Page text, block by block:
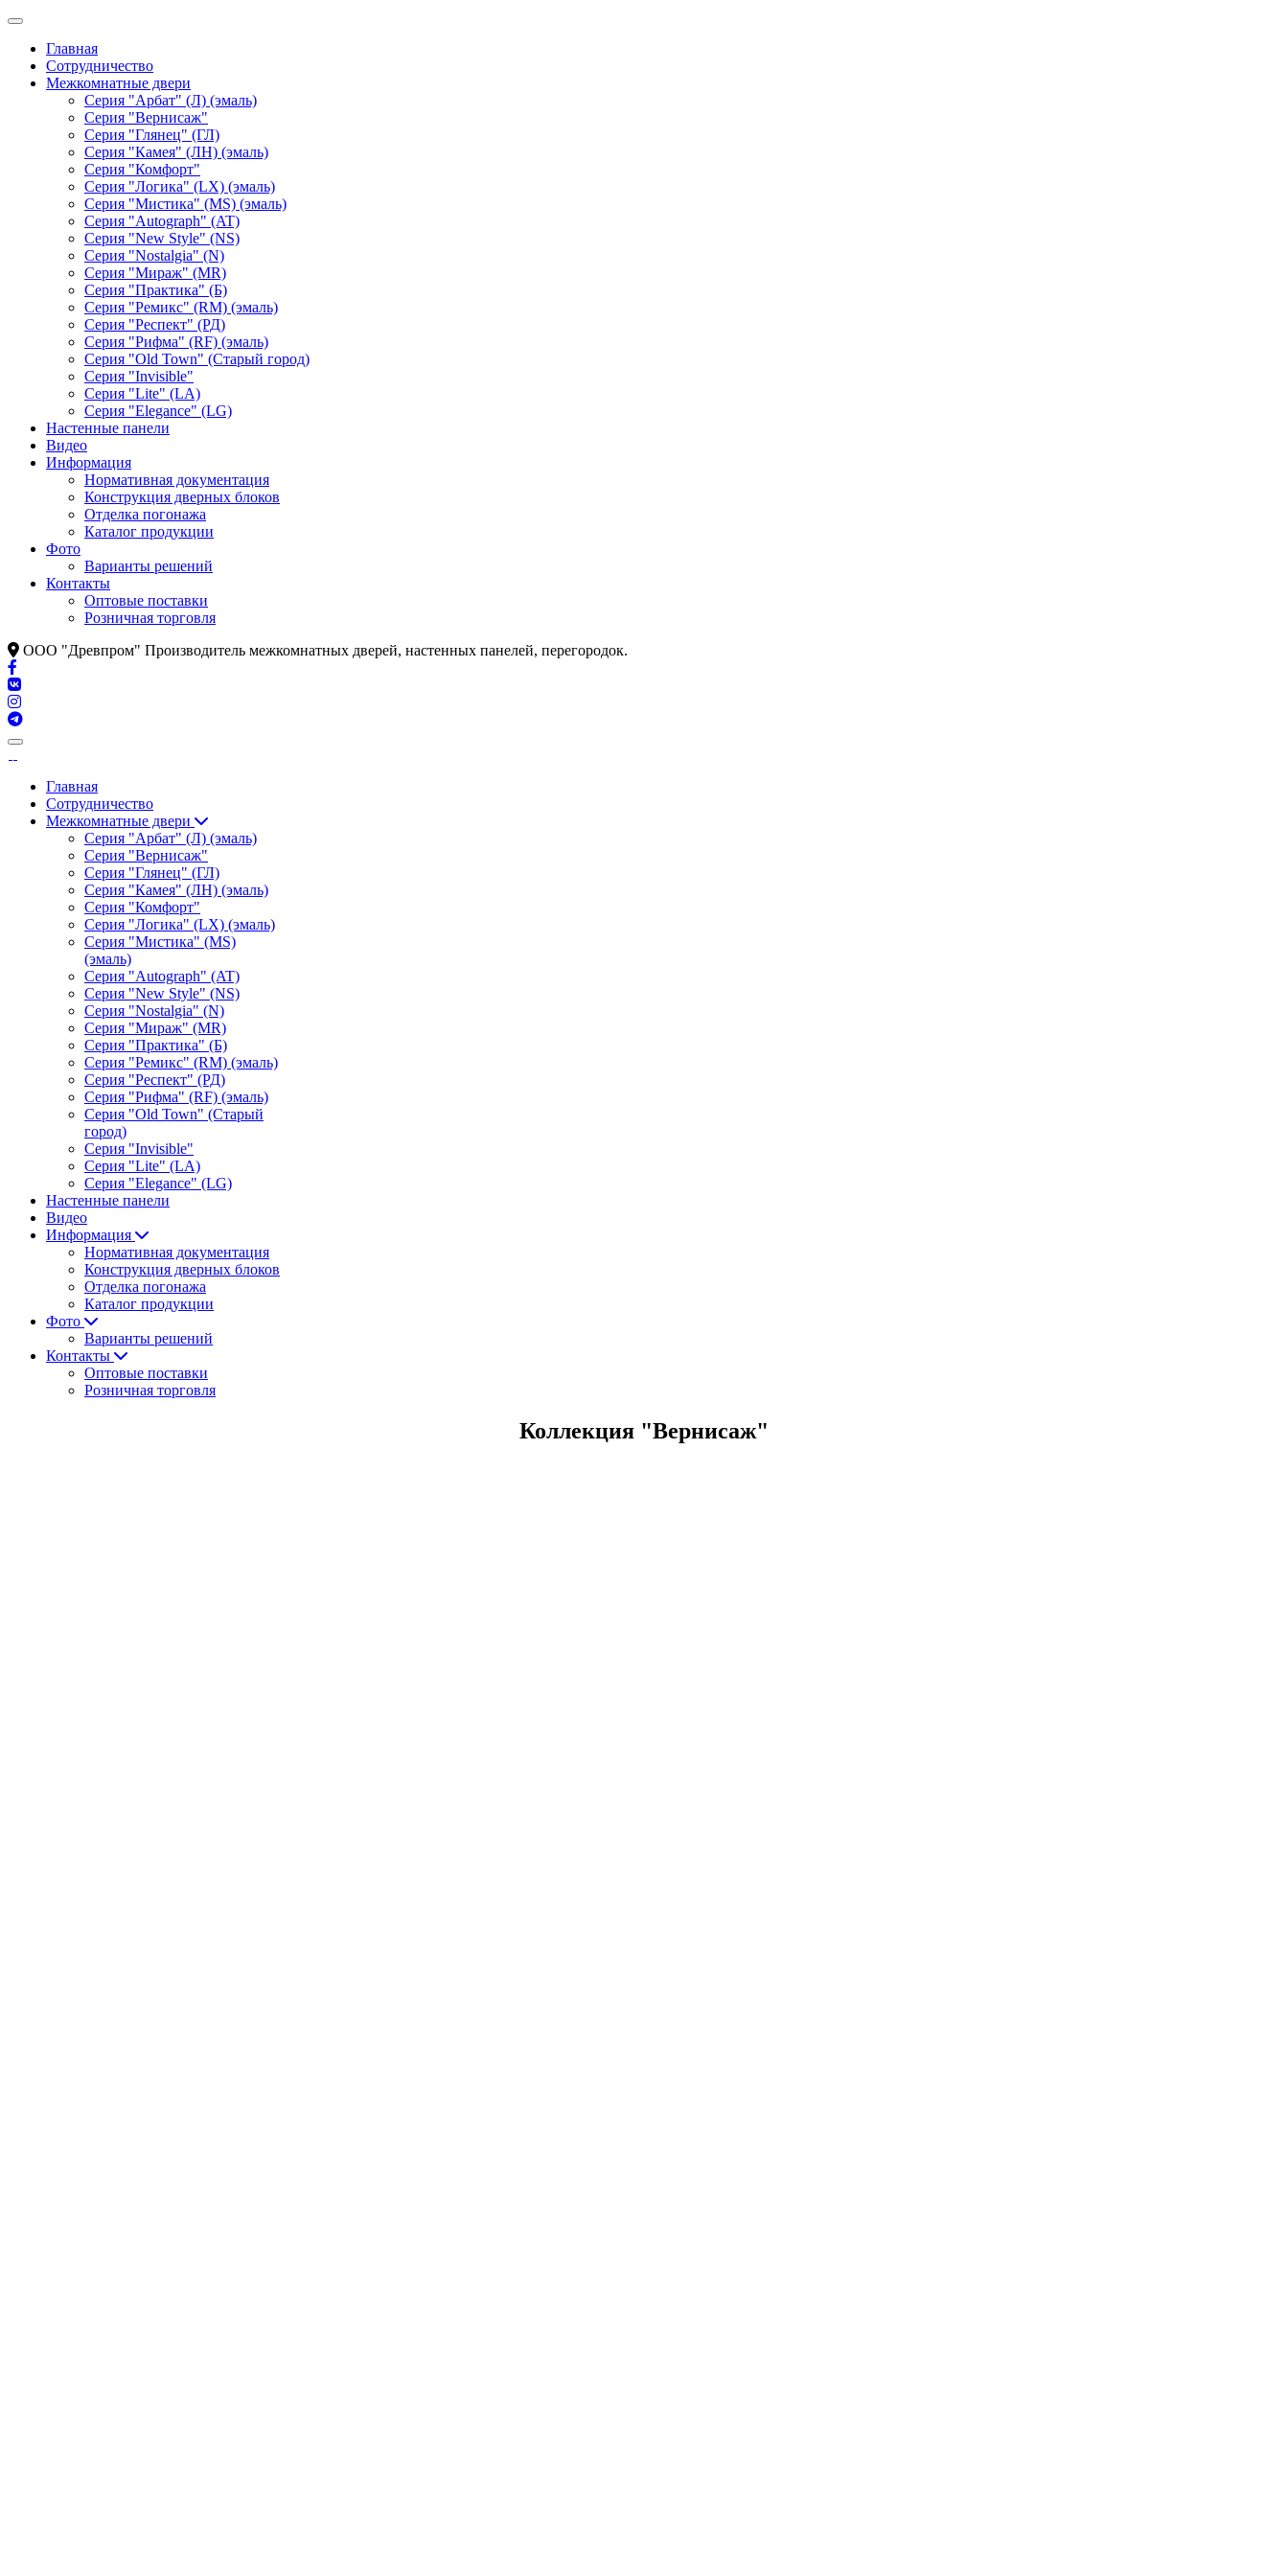
Главная
Сотрудничество
Межкомнатные двери
Серия "Арбат" (Л) (эмаль)
Серия "Вернисаж"
Серия "Глянец" (ГЛ)
Серия "Камея" (ЛН) (эмаль)
Серия "Комфорт"
Серия "Логика" (LX) (эмаль)
Серия "Мистика" (MS) (эмаль)
Серия "Autograph" (AT)
Серия "New Style" (NS)
Серия "Nostalgia" (N)
Серия "Мираж" (MR)
Серия "Практика" (Б)
Серия "Ремикс" (RM) (эмаль)
Серия "Респект" (РД)
Серия "Рифма" (RF) (эмаль)
Серия "Old Town" (Старый город)
Серия "Invisible"
Серия "Lite" (LA)
Серия "Elegance" (LG)
Настенные панели
Видео
Информация
Нормативная документация
Конструкция дверных блоков
Отделка погонажа
Каталог продукции
Фото
Варианты решений
Контакты
Оптовые поставки
Розничная торговля
ООО "Древпром" Производитель межкомнатных дверей, настенных панелей, перегородок.
Главная
Сотрудничество
Межкомнатные двери
Серия "Арбат" (Л) (эмаль)
Серия "Вернисаж"
Серия "Глянец" (ГЛ)
Серия "Камея" (ЛН) (эмаль)
Серия "Комфорт"
Серия "Логика" (LX) (эмаль)
Серия "Мистика" (MS)
(эмаль)
Серия "Autograph" (AT)
Серия "New Style" (NS)
Серия "Nostalgia" (N)
Серия "Мираж" (MR)
Серия "Практика" (Б)
Серия "Ремикс" (RM) (эмаль)
Серия "Респект" (РД)
Серия "Рифма" (RF) (эмаль)
Серия "Old Town" (Старый
город)
Серия "Invisible"
Серия "Lite" (LA)
Серия "Elegance" (LG)
Настенные панели
Видео
Информация
Нормативная документация
Конструкция дверных блоков
Отделка погонажа
Каталог продукции
Фото
Варианты решений
Контакты
Оптовые поставки
Розничная торговля
Коллекция "Вернисаж"